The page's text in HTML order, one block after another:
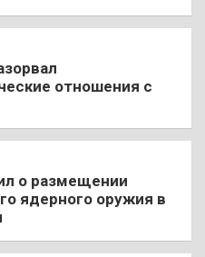
отношения с
о размещении
ядерного оружия в